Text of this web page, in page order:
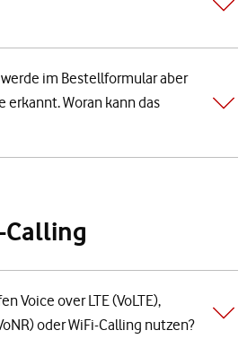
im Bestellformular aber
erkannt. Woran kann das
Calling
Voice over LTE (VoLTE),
oder WiFi-Calling nutzen?